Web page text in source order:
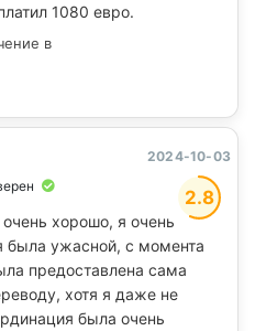
1080 евро.
в
2.8
2024-10-03
хорошо, я очень
была ужасной, с момента
предоставлена ​​сама
хотя я даже не
была очень